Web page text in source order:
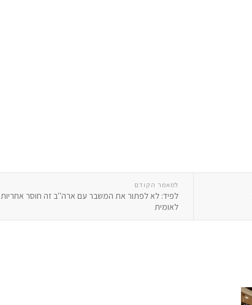
למאמר הקודם
לפיד: לא לפתור את המשבר עם ארה''ב זה חוסר אחריות
לאומית